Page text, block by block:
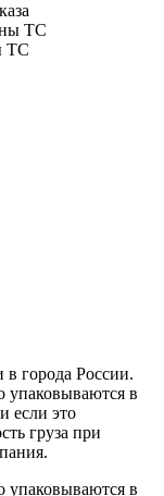
ТС
города России.
упаковываются в
если это
груза при
упаковываются в